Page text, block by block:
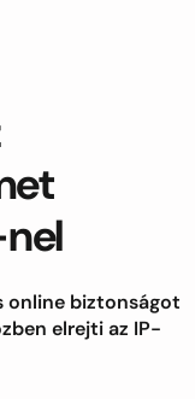
online biztonságot
elrejti az IP-